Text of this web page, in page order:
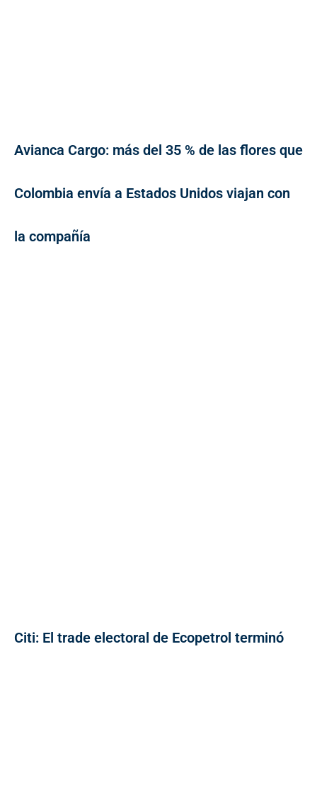
Avianca Cargo: más del 35 % de las flores que
Colombia envía a Estados Unidos viajan con
la compañía
Citi: El trade electoral de Ecopetrol terminó